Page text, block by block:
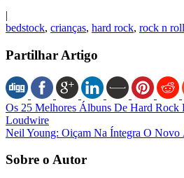
|
bedstock, crianças, hard rock, rock n roll
Partilhar Artigo
Os 25 Melhores Álbuns De Hard Rock
Loudwire
Neil Young: Oiçam Na Íntegra O
Sobre o Autor